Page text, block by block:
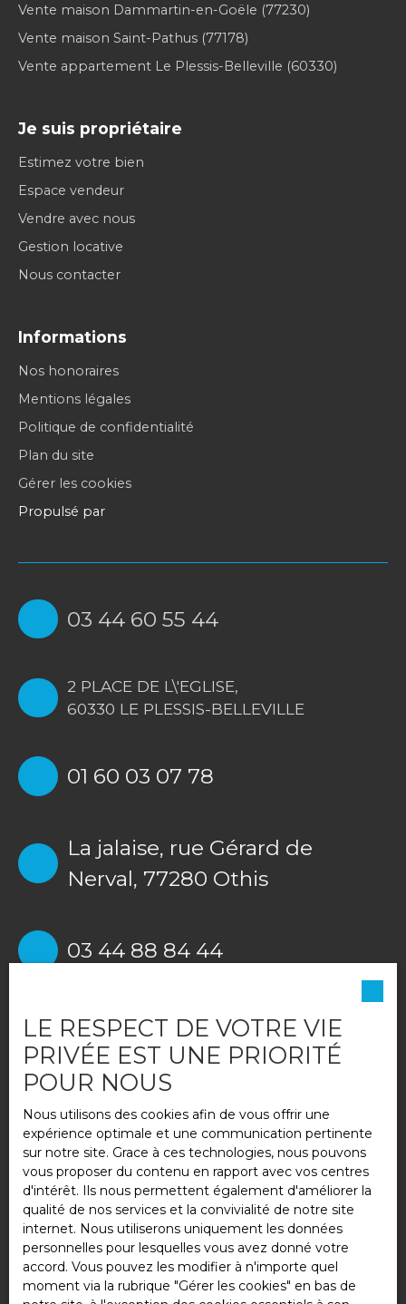
Vente maison Dammartin-en-Goële (77230)
Vente maison Saint-Pathus (77178)
Vente appartement Le Plessis-Belleville (60330)
Je suis propriétaire
Estimez votre bien
Espace vendeur
Vendre avec nous
Gestion locative
Nous contacter
Informations
Nos honoraires
Mentions légales
Politique de confidentialité
Plan du site
Gérer les cookies
Propulsé par
03 44 60 55 44
2 PLACE DE L\'EGLISE,
60330 LE PLESSIS-BELLEVILLE
01 60 03 07 78
La jalaise, rue Gérard de
Nerval, 77280 Othis
03 44 88 84 44
6 rue Charles Lemaire,
Nanteuil-le-Haudouin 60440
01 60 44 36 88
1 Rue des Sources,Saint-
Pathus 77178
03 44 87 80 80
LE RESPECT DE VOTRE VIE
PRIVÉE EST UNE PRIORITÉ
POUR NOUS
Nous utilisons des cookies afin de vous offrir une
expérience optimale et une communication pertinente
sur notre site. Grace à ces technologies, nous pouvons
vous proposer du contenu en rapport avec vos centres
d'intérêt. Ils nous permettent également d'améliorer la
qualité de nos services et la convivialité de notre site
internet. Nous utiliserons uniquement les données
personnelles pour lesquelles vous avez donné votre
accord. Vous pouvez les modifier à n'importe quel
moment via la rubrique ″Gérer les cookies″ en bas de